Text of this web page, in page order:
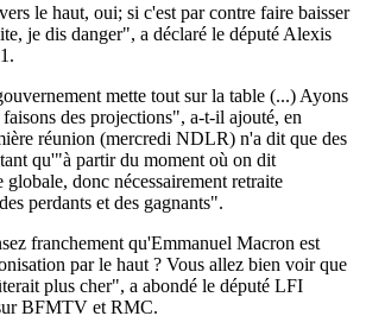
le haut, oui; si c'est par contre faire baisser
je dis danger", a déclaré le député Alexis
mette tout sur la table (...) Ayons
des projections", a-t-il ajouté, en
réunion (mercredi NDLR) n'a dit que des
qu'"à partir du moment où on dit
donc nécessairement retraite
perdants et des gagnants".
franchement qu'Emmanuel Macron est
par le haut ? Vous allez bien voir que
plus cher", a abondé le député LFI
BFMTV et RMC.